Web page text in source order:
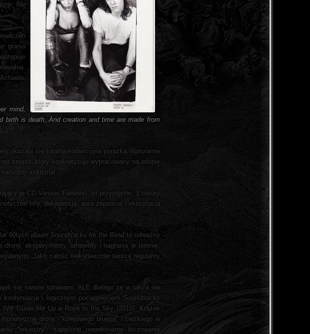
Ale
grania
mind,
birth is death, And creation and time are made from
okazała się totalna komercyjna porażką. Naturalnie
zespół, który konkretyzuje wypracowany na wtopie
industrial.
je CD Various Failures), to przystępne, z natury
riffy, dekadencja, aura zepsucia i ekscytacja
90tych album Soundtracks for the Blind to odważny
eksperymenty, ambienty i nagrania w terenie,
Jako całość niekoniecznie tworzą regularny
się swoimi sprawami. ALE dlatego ze w taki a nie
i logicznym pociągnięciem Soundtracks
Guide Me Up a Rope to the Sky (2010). Krążek
drony, "kolejowego bluesa" i ciężkiego w
"orkiestry": zapętlone niemiłosierne biczowanie